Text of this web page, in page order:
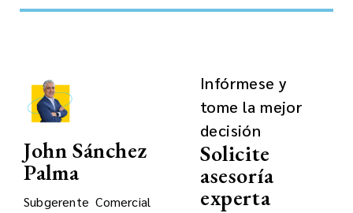
John Sánchez
Palma
Subgerente Comercial
Infórmese y
tome la mejor
decisión
Solicite
asesoría
experta